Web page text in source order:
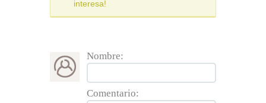
interesa!
Nombre:
Comentario: